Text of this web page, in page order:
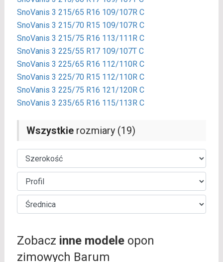
SnoVanis 3 215/65 R16 109/107R C
SnoVanis 3 215/70 R15 109/107R C
SnoVanis 3 215/75 R16 113/111R C
SnoVanis 3 225/55 R17 109/107T C
SnoVanis 3 225/65 R16 112/110R C
SnoVanis 3 225/70 R15 112/110R C
SnoVanis 3 225/75 R16 121/120R C
SnoVanis 3 235/65 R16 115/113R C
Wszystkierozmiary (19)
Zobacz inne modeleopon
zimowych Barum